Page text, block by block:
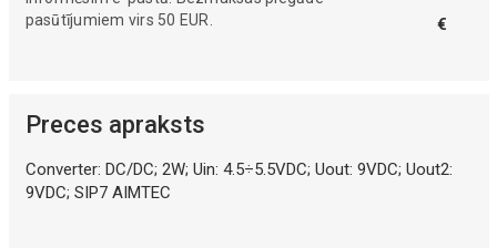
pasūtījumiem virs 50 EUR.
€
Preces apraksts
Converter: DC/DC; 2W; Uin: 4.5÷5.5VDC; Uout: 9VDC; Uout2:
9VDC; SIP7 AIMTEC